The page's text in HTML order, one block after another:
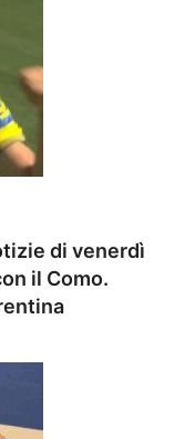
di venerdì
il Como.